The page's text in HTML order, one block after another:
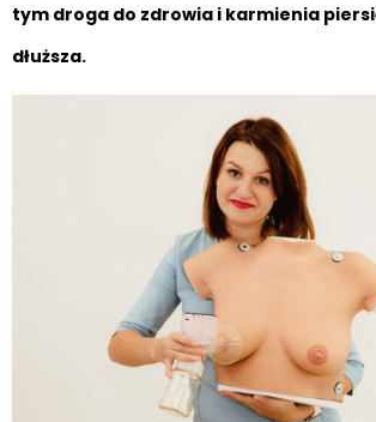
tym droga do zdrowia i karmienia
dłuższa.